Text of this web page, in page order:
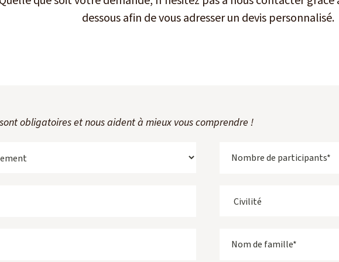
dessous afin de vous adresser un devis personnalisé.
obligatoires et nous aident à mieux vous comprendre !